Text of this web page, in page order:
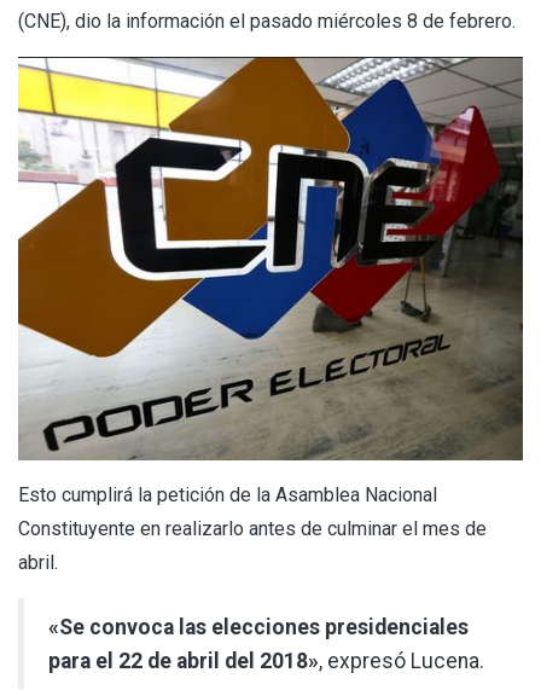
(CNE), dio la información el pasado miércoles 8 de febrero.
Esto cumplirá la petición de la Asamblea Nacional
Constituyente en realizarlo antes de culminar el mes de
abril.
«Se convoca las elecciones presidenciales
para el 22 de abril del 2018», expresó Lucena.